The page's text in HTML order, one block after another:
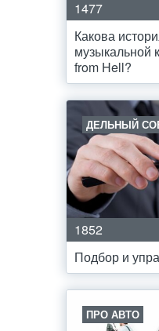
1477
Какова
музыкальной
from Hell?
ДЕЛЬНЫЙ
1852
Подбор и
ПРО АВТО